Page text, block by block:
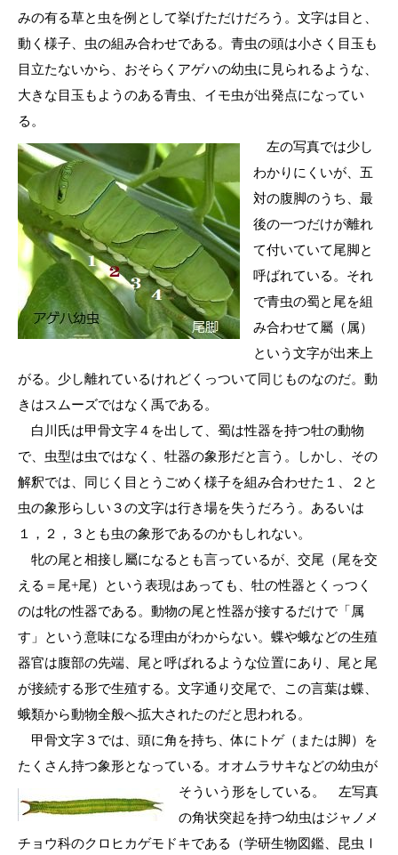
みの有る草と虫を例として挙げただけだろう。文字は目と、
動く様子、虫の組み合わせである。青虫の頭は小さく目玉も
目立たないから、おそらくアゲハの幼虫に見られるような、
大きな目玉もようのある青虫、イモ虫が出発点になってい
る。
左の写真では少し
わかりにくいが、五
対の腹脚のうち、最
後の一つだけが離れ
て付いていて尾脚と
呼ばれている。それ
で青虫の蜀と尾を組
み合わせて屬（属）
という文字が出来上
がる。少し離れているけれどくっついて同じものなのだ。動
きはスムーズではなく禹である。
白川氏は甲骨文字４を出して、蜀は性器を持つ牡の動物
で、虫型は虫ではなく、牡器の象形だと言う。しかし、その
解釈では、同じく目とうごめく様子を組み合わせた１、２と
虫の象形らしい３の文字は行き場を失うだろう。あるいは
１，２，３とも虫の象形であるのかもしれない。
牝の尾と相接し屬になるとも言っているが、交尾（尾を交
える＝尾+尾）という表現はあっても、牡の性器とくっつく
のは牝の性器である。動物の尾と性器が接するだけで「属
す」という意味になる理由がわからない。蝶や蛾などの生殖
器官は腹部の先端、尾と呼ばれるような位置にあり、尾と尾
が接続する形で生殖する。文字通り交尾で、この言葉は蝶、
蛾類から動物全般へ拡大されたのだと思われる。
甲骨文字３では、頭に角を持ち、体にトゲ（または脚）を
たくさん持つ象形となっている。オオムラサキなどの幼虫が
そういう形をしている。
左写真
の角状突起を持つ幼虫はジャノメ
チョウ科のクロヒカゲモドキである（学研生物図鑑、昆虫Ⅰ